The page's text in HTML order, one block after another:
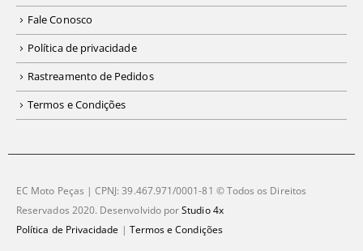
Fale Conosco
Política de privacidade
Rastreamento de Pedidos
Termos e Condições
EC Moto Peças | CPNJ: 39.467.971/0001-81 © Todos os Direitos
Reservados 2020. Desenvolvido porStudio 4x
Política de Privacidade | Termos e Condições